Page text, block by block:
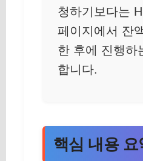
청하기보다는
페이지에서 잔
한 후에 진행하
합니다.
핵심 내용 요